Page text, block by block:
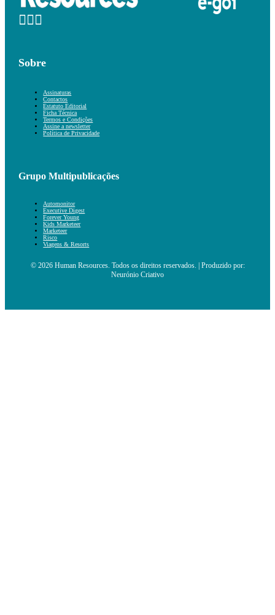
Sobre
Assinaturas
Contactos
Estatuto Editorial
Ficha Técnica
Termos e Condições
Assine a newsletter
Política de Privacidade
Grupo Multipublicações
Automonitor
Executive Digest
Forever Young
Kids Marketeer
Marketeer
Risco
Viagens & Resorts
© 2026 Human Resources. Todos os direitos reservados. | Produzido por:
Neurónio Criativo